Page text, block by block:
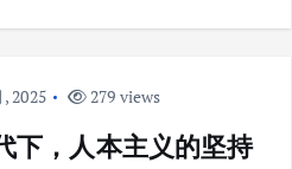
2025 279 views
下，人本主义的坚持